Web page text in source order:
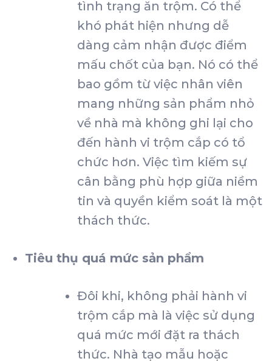
tình trạng ăn trộm. Có thể
khó phát hiện nhưng dễ
dàng cảm nhận được điểm
mấu chốt của bạn. Nó có thể
bao gồm từ việc nhân viên
mang những sản phẩm nhỏ
về nhà mà không ghi lại cho
đến hành vi trộm cắp có tổ
chức hơn. Việc tìm kiếm sự
cân bằng phù hợp giữa niềm
tin và quyền kiểm soát là một
thách thức.
Tiêu thụ quá mức sản phẩm
Đôi khi, không phải hành vi
trộm cắp mà là việc sử dụng
quá mức mới đặt ra thách
thức. Nhà tạo mẫu hoặc